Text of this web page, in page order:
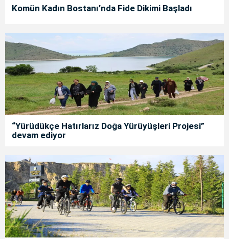
Komün Kadın Bostanı’nda Fide Dikimi Başladı
“Yürüdükçe Hatırlarız Doğa Yürüyüşleri Projesi”
devam ediyor